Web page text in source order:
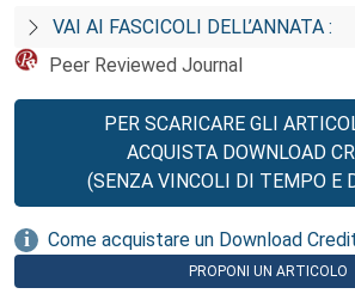
VAI AI FASCICOLI DELL’ANNATA :
Peer Reviewed Journal
PER SCARICARE GLI
ACQUISTA DOWNLOAD
(SENZA VINCOLI DI TEMPO E
Come acquistare un Download
PROPONI UN ARTICOLO